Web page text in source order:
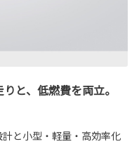
と、低燃費を両立。
と小型・軽量・高効率化